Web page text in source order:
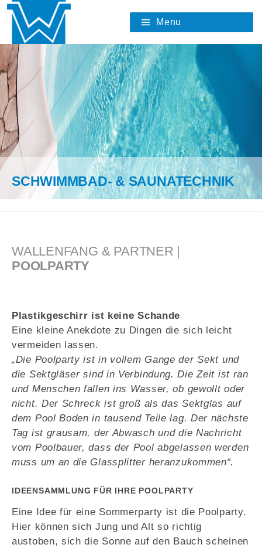
Skip
content
Menu
SCHWIMMBAD- & SAUNATECHNIK
WALLENFANG & PARTNER |
POOLPARTY
Plastikgeschirr ist keine Schande
Eine kleine Anekdote zu Dingen die sich leicht
vermeiden lassen.
„Die Poolparty ist in vollem Gange der Sekt und
die Sektgläser sind in Verbindung. Die Zeit ist ran
und Menschen fallen ins Wasser, ob gewollt oder
nicht. Der Schreck ist groß als das Sektglas auf
dem Pool Boden in tausend Teile lag. Der nächste
Tag ist grausam, der Abwasch und die Nachricht
vom Poolbauer, dass der Pool abgelassen werden
muss um an die Glassplitter heranzukommen“.
IDEENSAMMLUNG FÜR IHRE POOLPARTY
Eine Idee für eine Sommerparty ist die Poolparty.
Hier können sich Jung und Alt so richtig
austoben, sich die Sonne auf den Bauch scheinen